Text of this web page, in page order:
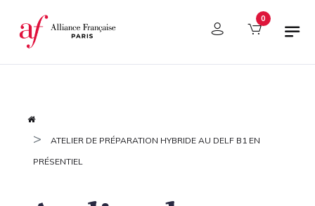
Panneau de gestion des cookies 0
ATELIER DE PRÉPARATION HYBRIDE AU DELF B1 EN
PRÉSENTIEL